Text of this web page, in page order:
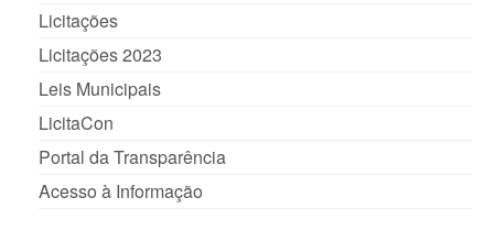
Licitações
Licitações 2023
Leis Municipais
LicitaCon
Portal da Transparência
Acesso à Informação